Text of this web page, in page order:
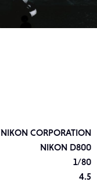
NIKON CORPORATION
NIKON D800
1/80
4.5